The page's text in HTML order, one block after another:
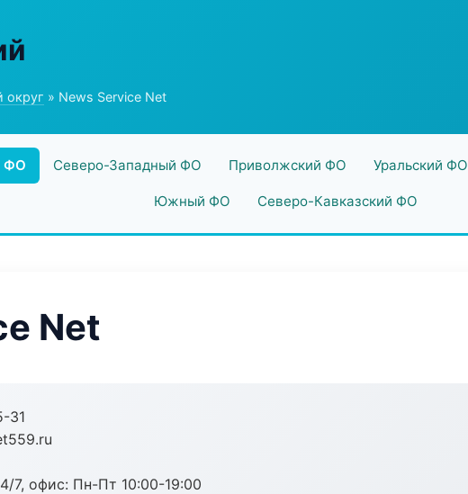
округ » News Service Net
ФО Северо-Западный ФО Приволжский ФО Уральский ФО
Южный ФО Северо-Кавказский ФО
Net
31
7, офис: Пн-Пт 10:00-19:00